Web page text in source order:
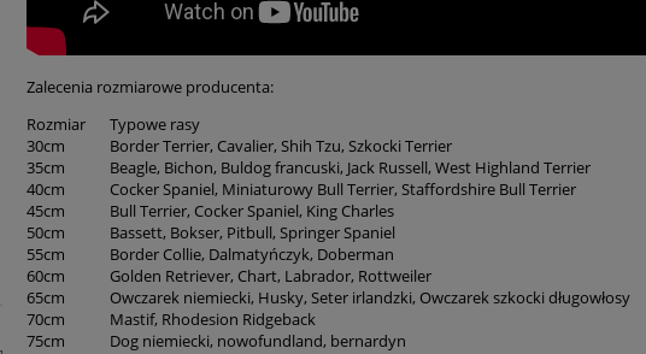
Naczółek Kavalkade "Simplicity"
149,25 zł
do koszyka
Czapsy skórzane START "Elite"
do koszyka
Zalecenia rozmiarowe producenta:
Rozmiar
Typowe rasy
30cm
Border Terrier, Cavalier, Shih Tzu, Szkocki Terrier
35cm
Beagle, Bichon, Buldog francuski, Jack Russell, West Highland Terrier
40cm
Cocker Spaniel, Miniaturowy Bull Terrier, Staffordshire Bull Terrier
45cm
Bull Terrier, Cocker Spaniel, King Charles
50cm
Bassett, Bokser, Pitbull, Springer Spaniel
55cm
Border Collie, Dalmatyńczyk, Doberman
60cm
Golden Retriever, Chart, Labrador, Rottweiler
65cm
Owczarek niemiecki, Husky, Seter irlandzki, Owczarek szkocki długowłosy
70cm
Mastif, Rhodesion Ridgeback
75cm
Dog niemiecki, nowofundland, bernardyn